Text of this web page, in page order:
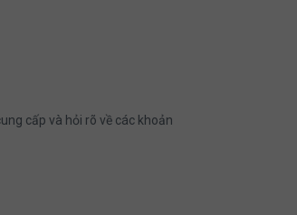
cấp và hỏi rõ về các khoản